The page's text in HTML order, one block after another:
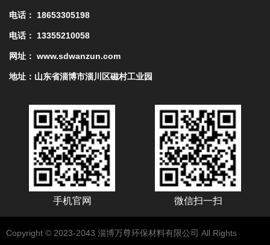
电话： 18653305198
电话： 13355210058
网址： www.sdwanzun.com
地址：山东省淄博市淄川区磁村工业园
手机官网 微信扫一扫
Copyright © 2023-2043 淄博万尊环保材料有限公司 All Rights